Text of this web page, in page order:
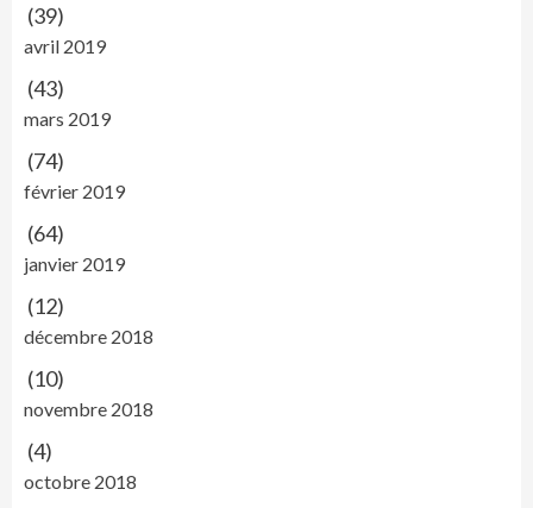
(39)
avril 2019
(43)
mars 2019
(74)
février 2019
(64)
janvier 2019
(12)
décembre 2018
(10)
novembre 2018
(4)
octobre 2018